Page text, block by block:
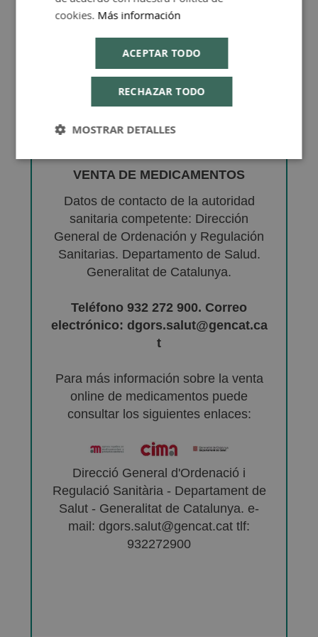
VENTA DE MEDICAMENTOS
Datos de contacto de la autoridad
sanitaria competente: Dirección
General de Ordenación y Regulación
Sanitarias. Departamento de Salud.
Generalitat de Catalunya.
Teléfono 932 272 900. Correo
electrónico: dgors.salut@gencat.ca
t
Para más información sobre la venta
online de medicamentos puede
consultar los siguientes enlaces:
Direcció General d'Ordenació i
Regulació Sanitària - Departament de
Salut - Generalitat de Catalunya. e-
mail: dgors.salut@gencat.cat tlf:
932272900
cookies. Más información
ACEPTAR TODO
RECHAZAR TODO
MOSTRAR DETALLES